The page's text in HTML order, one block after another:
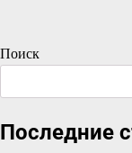
Поиск
Последние